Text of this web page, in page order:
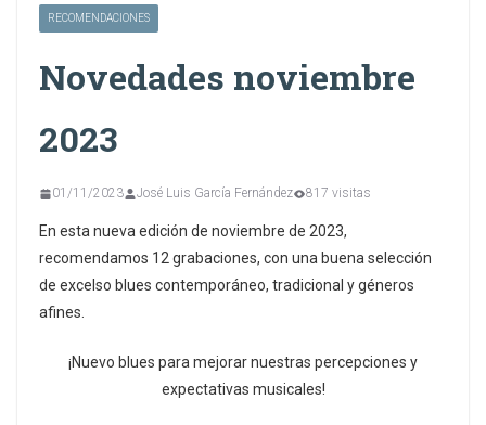
RECOMENDACIONES
Novedades noviembre
2023
01/11/2023 José Luis García Fernández 817 visitas
En esta nueva edición de noviembre de 2023,
recomendamos 12 grabaciones, con una buena selección
de excelso blues contemporáneo, tradicional y géneros
afines.
¡Nuevo blues para mejorar nuestras percepciones y
expectativas musicales!